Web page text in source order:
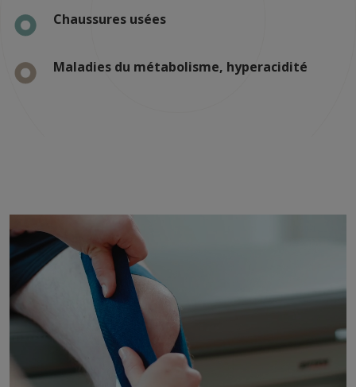
Chaussures usées
Maladies du métabolisme, hyperacidité